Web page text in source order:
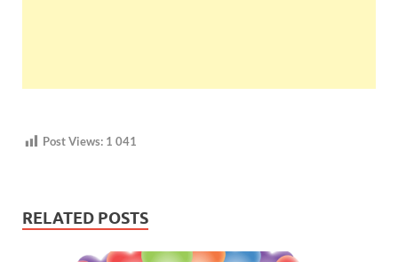
Post Views: 1 041
RELATED POSTS